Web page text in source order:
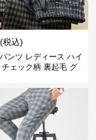
(税込)
ンツ レディース ハイ
チェック柄 裏起毛 グ